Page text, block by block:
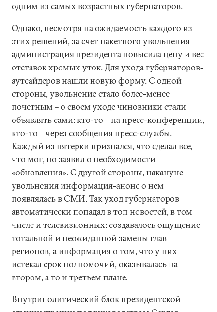
одним из самых возрастных губернаторов.
Однако, несмотря на ожидаемость каждого из
этих решений, за счет пакетного увольнения
администрация президента повысила цену и вес
отставок хромых уток. Для ухода губернаторов-
аутсайдеров нашли новую форму. С одной
стороны, увольнение стало более-менее
почетным – о своем уходе чиновники стали
объявлять сами: кто-то – на пресс-конференции,
кто-то – через сообщения пресс-службы.
Каждый из пятерки признался, что сделал все,
что мог, но заявил о необходимости
«обновления». С другой стороны, накануне
увольнения информация-анонс о нем
появлялась в СМИ. Так уход губернаторов
автоматически попадал в топ новостей, в том
числе и телевизионных: создавалось ощущение
тотальной и неожиданной замены глав
регионов, а информация о том, что у них
истекал срок полномочий, оказывалась на
втором, а то и третьем плане.
Внутриполитический блок президентской